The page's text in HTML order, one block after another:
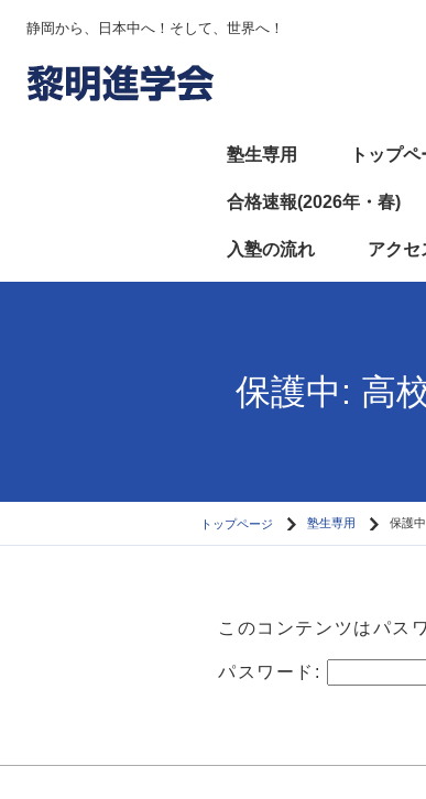
静岡から、日本中へ！そして、世界へ！
塾生専用 トップ
合格速報(2026年・春)
入塾の流れ アクセ
保護中: 高
トップページ 塾生専用 保護
このコンテンツはパス
パスワード: